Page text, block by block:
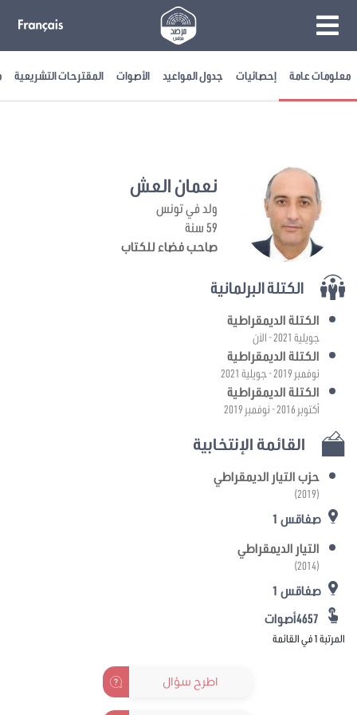
معلومات عامة إحصائيات جدول المواعيد الأصوات المقترحات التشريعية
نعمان العش
ولد في تونس
59 سنة
صاحب فضاء للكتاب
الكتلة البرلمانية
الكتلة الديمقراطية
جويلية 2021 - الآن
الكتلة الديمقراطية
نوفمبر 2019 - جويلية 2021
الكتلة الديمقراطية
أكتوبر 2016 - نوفمبر 2019
القائمة الإنتخابية
حزب التيار الديمقراطي
(2019)
صفاقس 1
التيار الديمقراطي
(2014)
صفاقس 1
المرتبة 1 في القائمة
اطرح سؤال